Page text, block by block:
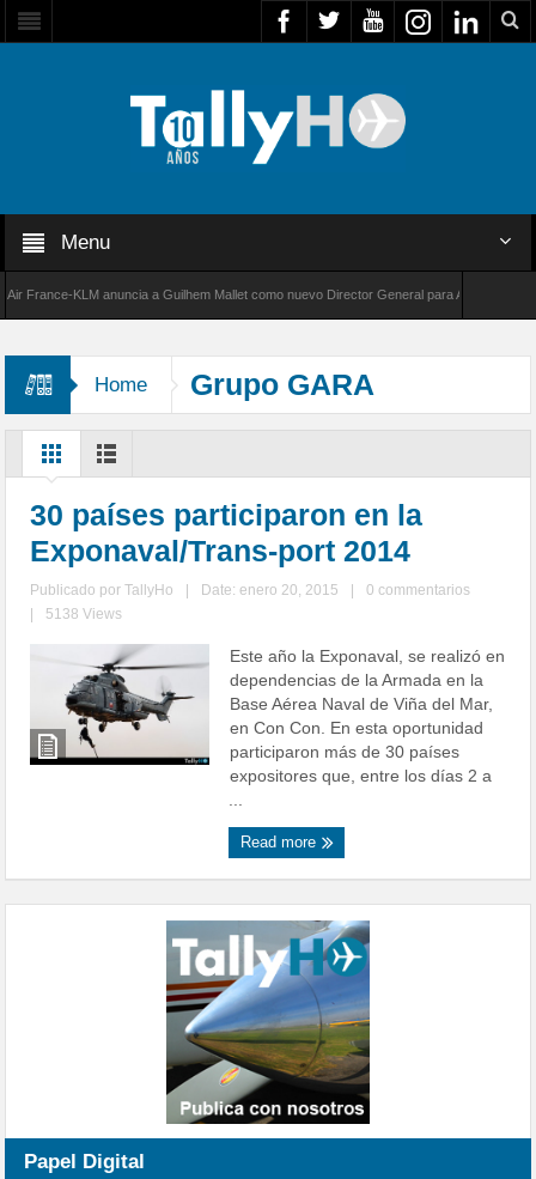
Menu
KLM anuncia a Guilhem Mallet como nuevo Director General para América Latina
Home Grupo GARA
30 países participaron en la
Exponaval/Trans-port 2014
Publicado porTallyHo Date: enero 20, 2015
0 commentarios
5138 Views
Este año la Exponaval, se realizó en
dependencias de la Armada en la
Base Aérea Naval de Viña del Mar,
en Con Con. En esta oportunidad
participaron más de 30 países
expositores que, entre los días 2 a
...
Read more
Papel Digital